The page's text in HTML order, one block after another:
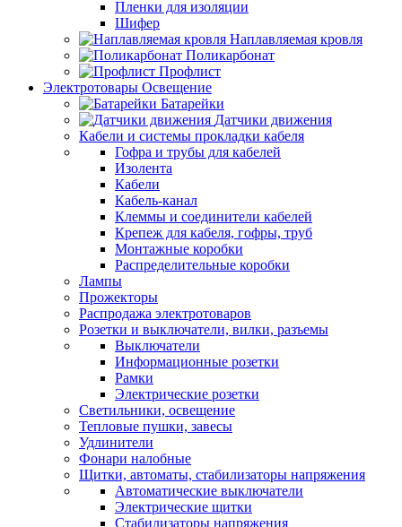
Пленки для изоляции
Шифер
Наплавляемая кровля
Поликарбонат
Профлист
Электротовары Освещение
Батарейки
Датчики движения
Кабели и системы прокладки кабеля
Гофра и трубы для кабелей
Изолента
Кабели
Кабель-канал
Клеммы и соединители кабелей
Крепеж для кабеля, гофры, труб
Монтажные коробки
Распределительные коробки
Лампы
Прожекторы
Распродажа электротоваров
Розетки и выключатели, вилки, разъемы
Выключатели
Информационные розетки
Рамки
Электрические розетки
Светильники, освещение
Тепловые пушки, завесы
Удлинители
Фонари налобные
Щитки, автоматы, стабилизаторы напряжения
Автоматические выключатели
Электрические щитки
Стабилизаторы напряжения